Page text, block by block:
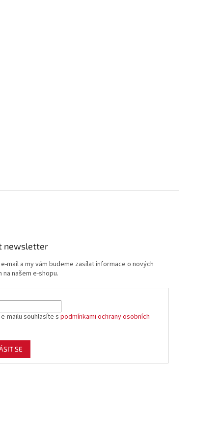
newsletter
mail a my vám budeme zasílat informace o nových
našem e-shopu.
mailu souhlasíte spodmínkami ochrany osobních
SE